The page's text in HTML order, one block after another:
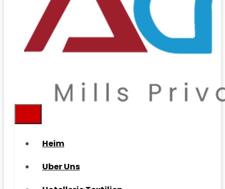
Heim
Uber Uns